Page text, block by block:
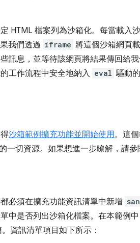
HTML 檔案列為沙箱化。每當載入
我們透過 iframe 將這個沙箱網頁
訊息，並等待該網頁將結果傳回給
工作流程中安全地納入 eval 驅動
沙箱範例擴充功能並開始使用。這
一切資源。如果想進一步瞭解，請參
必須在擴充功能資訊清單中新增
中是否列出沙箱化檔案。在本範例
資訊清單項目如下所示：